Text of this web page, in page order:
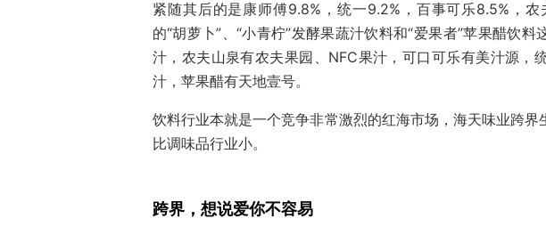
紧随其后的是康师傅9.8%，统一9.2%，百事可乐8.5%，
的“胡萝卜”、“小青柠”发酵果蔬汁饮料和“爱果者”苹果醋饮
汁，农夫山泉有农夫果园、NFC果汁，可口可乐有美汁源，
汁，苹果醋有天地壹号。
饮料行业本就是一个竞争非常激烈的红海市场，海天味业跨
比调味品行业小。
跨界，想说爱你不容易